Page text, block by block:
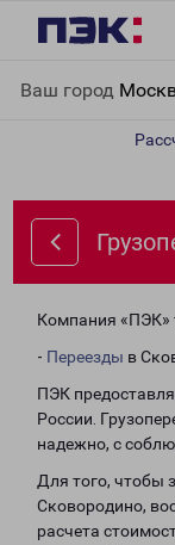
Ваш город
Компания «ПЭК»
- Переезды в
ПЭК
России.
надежно, с
Для того, чтобы
Сковородино,
расчета